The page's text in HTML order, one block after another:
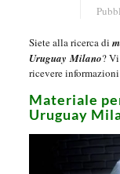
Siete alla ricerca di
UruguayMilano?
ricevere
Materiale
Uruguay